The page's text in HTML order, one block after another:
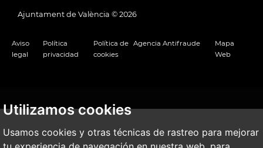
Utilizamos cookies
Usamos cookies y otras técnicas de rastreo para mejorar
Ajuntament de València © 2026
Aviso
legal
Política
privacidad
Política de
cookies
Agencia Antifraude
Mapa
Web